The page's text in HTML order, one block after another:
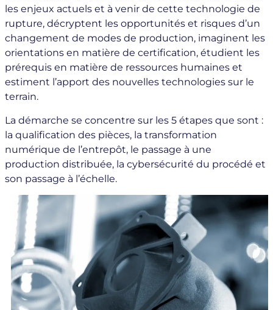
les enjeux actuels et à venir de cette technologie de
rupture, décryptent les opportunités et risques d’un
changement de modes de production, imaginent les
orientations en matière de certification, étudient les
prérequis en matière de ressources humaines et
estiment l’apport des nouvelles technologies sur le
terrain.
La démarche se concentre sur les 5 étapes que sont :
la qualification des pièces, la transformation
numérique de l’entrepôt, le passage à une
production distribuée, la cybersécurité du procédé et
son passage à l’échelle.